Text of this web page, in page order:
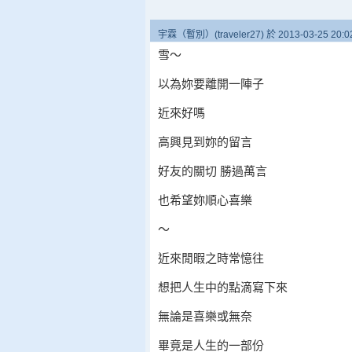
宇霖（暫別）(traveler27) 於 2013-03-25
雪〜
以為妳要離開一陣子
近來好嗎
高興見到妳的留言
好友的關切 勝過萬言
也希望妳順心喜樂
〜
近來閒暇之時常憶往
想把人生中的點滴寫下來
無論是喜樂或無奈
畢竟是人生的一部份